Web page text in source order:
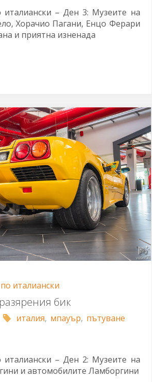
– Ден 3: Музеите на
Хорачио Пагани, Енцо Ферари
и приятна изненада
италиански
бик
италия, мпауър, пътуване
– Ден 2: Музеите на
и автомобилите Ламборгини